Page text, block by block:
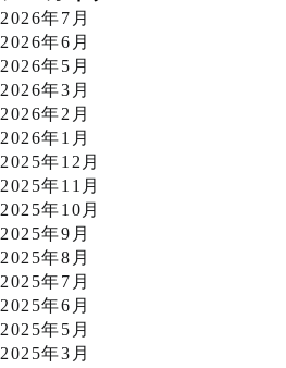
2026年7月
2026年6月
2026年5月
2026年3月
2026年2月
2026年1月
2025年12月
2025年11月
2025年10月
2025年9月
2025年8月
2025年7月
2025年6月
2025年5月
2025年3月